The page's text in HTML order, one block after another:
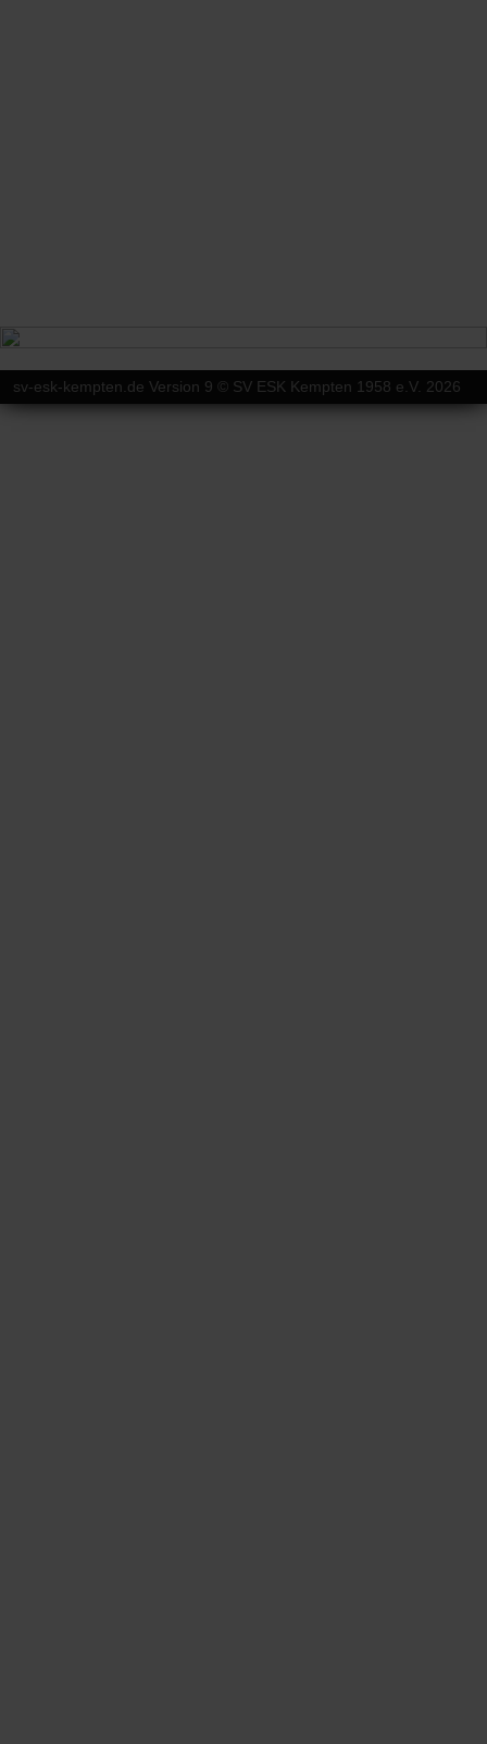
sv-esk-kempten.de Version 9 © SV ESK Kempten 1958 e.V. 2026